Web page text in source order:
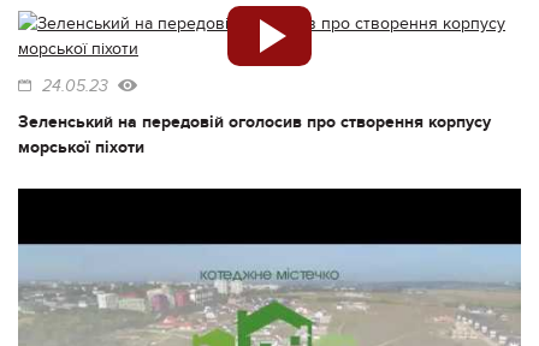
24.05.23
Зеленський на передовій оголосив про створення корпусу
морської піхоти